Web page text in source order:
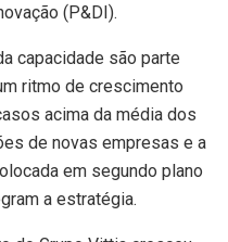
(P&DI).
capacidade são parte
ritmo de crescimento
acima da média dos
de novas empresas e a
em segundo plano
a estratégia.